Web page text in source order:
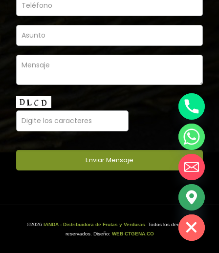
©2026 IANDA - Distribuidora de Frutas y Verduras . Todos los derechos
reservados. Diseño: WEB CTGENA.CO
Hide
chaty